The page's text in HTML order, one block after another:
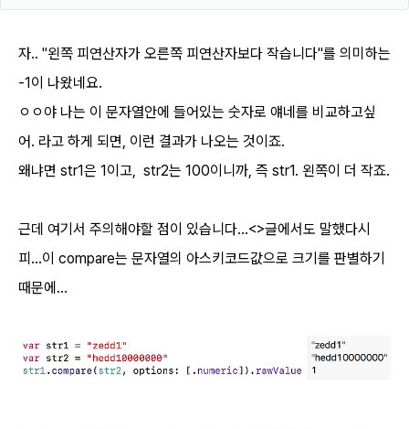
자.. "왼쪽 피연산자가 오른쪽 피연산자보다 작습니다"를 의미하는
-1이 나왔네요.
ㅇㅇ야 나는 이 문자열안에 들어있는 숫자로 얘네를 비교하고싶
어. 라고 하게 되면, 이런 결과가 나오는 것이죠.
왜냐면 str1은 1이고, str2는 100이니까, 즉 str1. 왼쪽이 더 작죠.
근데 여기서 주의해야할 점이 있습니다...<>글에서도 말했다시
피...이 compare는 문자열의 아스키코드값으로 크기를 판별하기
때문에...